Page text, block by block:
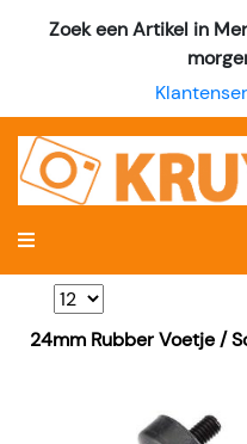
Zoek een Artikel in
24mm Rubber Voetje /